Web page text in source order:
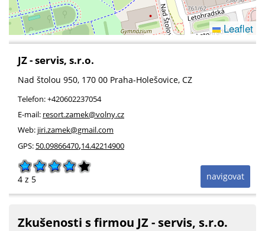
Leaflet
JZ - servis, s.r.o.
Nad štolou 950, 170 00 Praha-Holešovice, CZ
Telefon:+420602237054
E-mail: resort.zamek@volny.cz
Web: jiri.zamek@gmail.com
GPS: 50.09866470,14.42214900
navigovat
4 z 5
Zkušenosti s firmou JZ - servis, s.r.o.